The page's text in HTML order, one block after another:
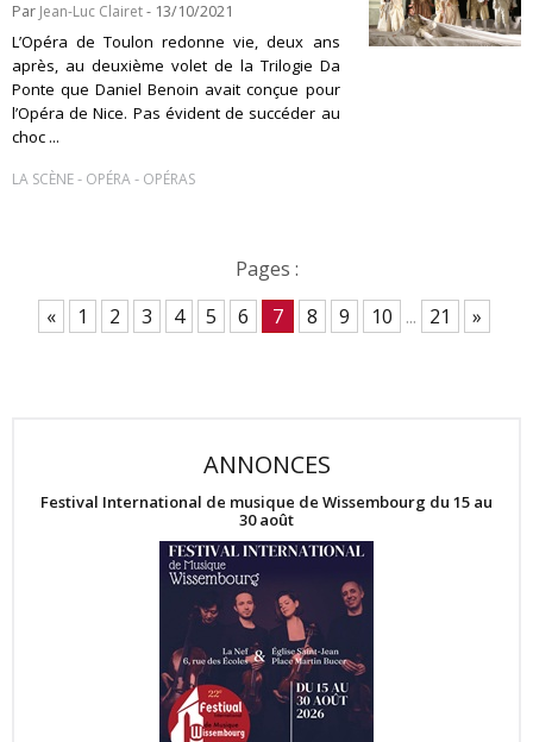
Par Jean-Luc Clairet- 13/10/2021
L’Opéra de Toulon redonne vie, deux ans
après, au deuxième volet de la Trilogie Da
Ponte que Daniel Benoin avait conçue pour
l’Opéra de Nice. Pas évident de succéder au
choc ...
LA SCÈNE- OPÉRA- OPÉRAS
Pages :
«
1 2 3 4 5 6 7 8 9 10 ... 21 »
ANNONCES
Festival International de musique de Wissembourg du 15 au
30 août